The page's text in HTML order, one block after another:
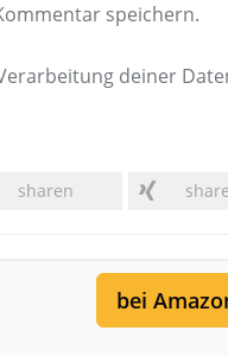
speichern.
deiner
sharen
bei